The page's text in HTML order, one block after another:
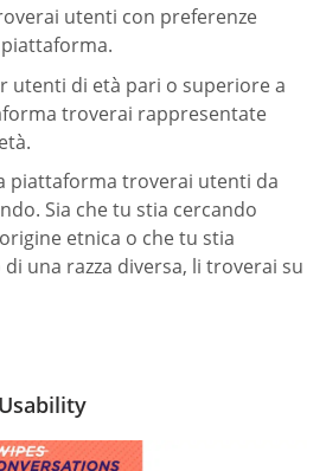
utenti con preferenze
utenti di età pari o superiore a
troverai rappresentate
piattaforma troverai utenti da
Sia che tu stia cercando
etnica o che tu stia
una razza diversa, li troverai su